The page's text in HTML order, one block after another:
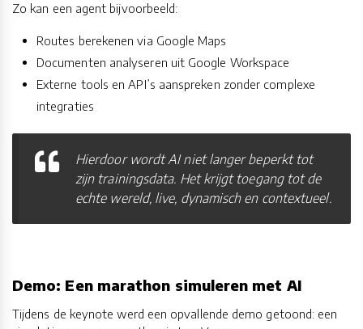
Zo kan een agent bijvoorbeeld:
Routes berekenen via Google Maps
Documenten analyseren uit Google Workspace
Externe tools en API’s aanspreken zonder complexe
integraties
Hierdoor wordt AI niet langer beperkt tot
zijn trainingsdata. Het krijgt toegang tot de
echte wereld, live, dynamisch en contextueel.
Demo: Een marathon simuleren met AI
Tijdens de keynote werd een opvallende demo getoond: een